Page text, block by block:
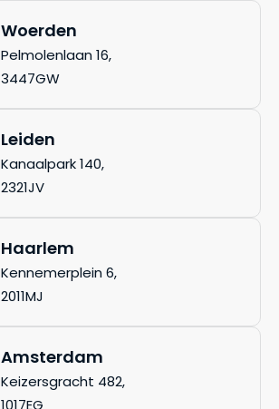
Woerden
Pelmolenlaan 16,
3447GW
Leiden
Kanaalpark 140,
2321JV
Haarlem
Kennemerplein 6,
2011MJ
Amsterdam
Keizersgracht 482,
1017EG